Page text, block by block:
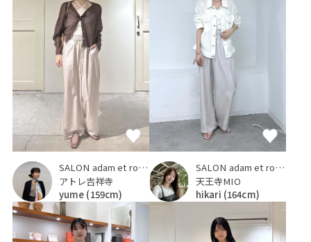
SALON adam et ropé
アトレ吉祥寺
yume (159cm)
SALON adam et ropé
天王寺MIO
hikari (164cm)